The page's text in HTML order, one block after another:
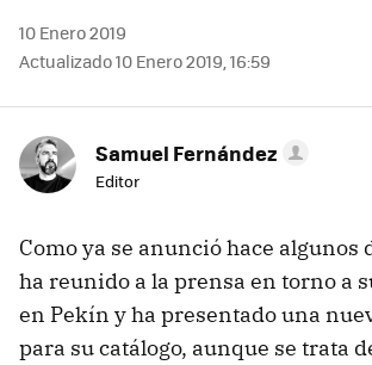
10 Enero 2019
Actualizado 10 Enero 2019, 16:59
Samuel Fernández
Editor
Como ya se anunció hace algunos
ha reunido a la prensa en torno a
en Pekín y ha presentado una
para su catálogo, aunque se trata